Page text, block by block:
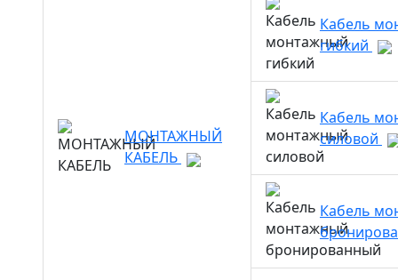
МОНТАЖНЫЙ
КАБЕЛЬ
Кабель
гибкий
Кабель
силовой
Кабель